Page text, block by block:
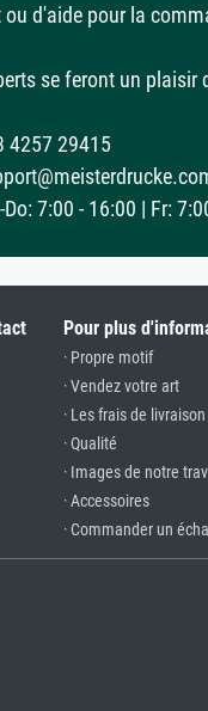
ou d'aide pour la
se feront un plaisir
4257 29415
Do: 7:00 - 16:00 | Fr:
Pour plus
· Propre motif
· Vendez votre art
· Les frais de livraison
· Qualité
· Images de notre
· Accessoires
· Commander un